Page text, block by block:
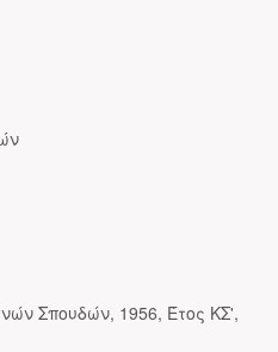
Σπουδών, 1956, Έτος ΚΣ',